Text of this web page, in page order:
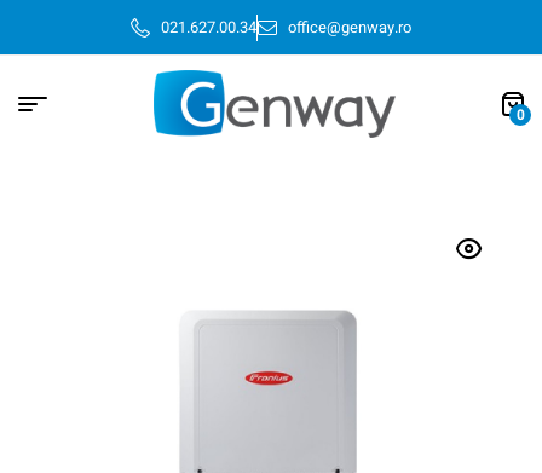
021.627.00.34 office@genway.ro
0